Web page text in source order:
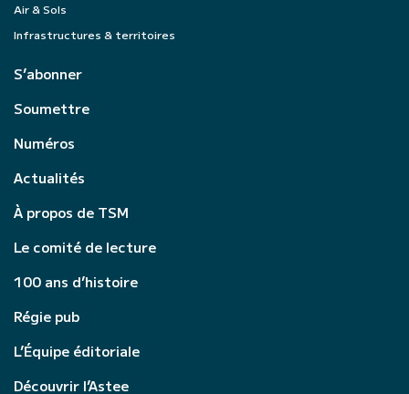
Air & Sols
Infrastructures & territoires
S’abonner
Soumettre
Numéros
Actualités
À propos de TSM
Le comité de lecture
100 ans d’histoire
Régie pub
L’Équipe éditoriale
Découvrir l’Astee